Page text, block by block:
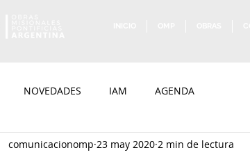
NOVEDADES IAM AGENDA
comunicacionomp 23 may 2020 2 min de lectura